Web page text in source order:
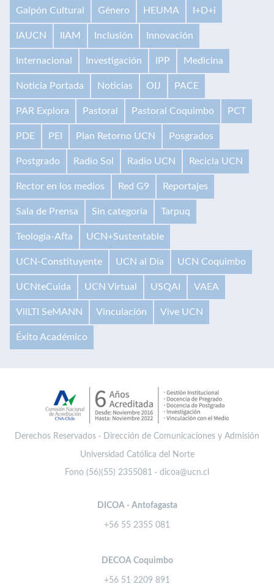
Galpón Cultural Género HEUMA I+D+i
IAUCN IIAM Inclusión Innovación
Internacional Investigación IPP Medicina
Noticia Portada Noticias OIJ PACE
PAR Explora Pastoral Pastoral Coquimbo PCT
PDE PEI Plan Retorno UCN Posgrados
Postgrado Radio Sol Radio UCN Recicla UCN
Rector en los medios Red G9 Reportajes
Sala de Prensa Sin categoría Tarpuq
Teología-Afta UCN+Sustentable
UCN-Constituyente UCN al Día UCN Coquimbo
UCNteCuida UCN Virtual USQAI VAEA
VilLTI SeMANN Vinculación Vive UCN
Éxito Académico
Derechos Reservados · Dirección de Comunicaciones y Admisión
Universidad Católica del Norte
Fono (56)(55) 2355081 · dicoa@ucn.cl
DICOA - Antofagasta
+56 55 2355 081
DECOA Coquimbo
+56 51 2209 891